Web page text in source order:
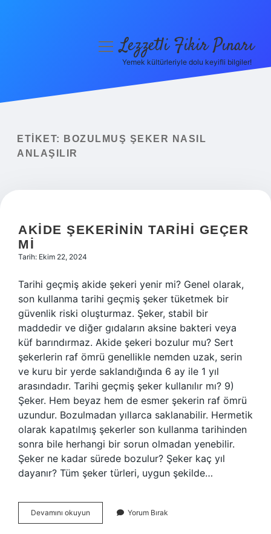
Yasal Uyarı
menüyüLezzetli Fikir Pınarı
Yemek kültürleriyle dolu keyifli bilgiler!
ETIKET:
BOZULMUŞ ŞEKER NASIL
ANLAŞILIR
AKIDE ŞEKERININ TARIHI GEÇER
MI
Tarih: Ekim 22, 2024
Tarihi geçmiş akide şekeri yenir mi? Genel olarak,
son kullanma tarihi geçmiş şeker tüketmek bir
güvenlik riski oluşturmaz. Şeker, stabil bir
maddedir ve diğer gıdaların aksine bakteri veya
küf barındırmaz. Akide şekeri bozulur mu? Sert
şekerlerin raf ömrü genellikle nemden uzak, serin
ve kuru bir yerde saklandığında 6 ay ile 1 yıl
arasındadır. Tarihi geçmiş şeker kullanılır mı? 9)
Şeker. Hem beyaz hem de esmer şekerin raf ömrü
uzundur. Bozulmadan yıllarca saklanabilir. Hermetik
olarak kapatılmış şekerler son kullanma tarihinden
sonra bile herhangi bir sorun olmadan yenebilir.
Şeker ne kadar sürede bozulur? Şeker kaç yıl
dayanır? Tüm şeker türleri, uygun şekilde…
Devamını okuyun
Şekerinin
Yorum Bırak